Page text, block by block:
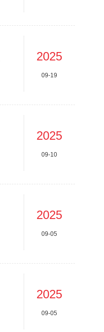
2025
09-19
2025
09-10
2025
09-05
2025
09-05